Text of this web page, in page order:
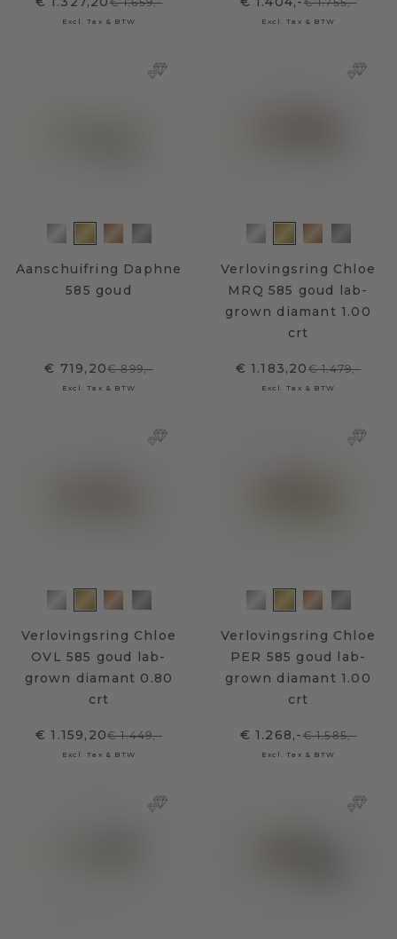
Excl. Tax & BTW Excl. Tax & BTW
Aanschuifring Daphne
585 goud
€ 719,20€ 899,-
Excl. Tax & BTW
Verlovingsring Chloe
MRQ 585 goud lab-
grown diamant 1.00
crt
€ 1.183,20€ 1.479,-
Excl. Tax & BTW
Verlovingsring Chloe
OVL 585 goud lab-
grown diamant 0.80
crt
€ 1.159,20€ 1.449,-
Excl. Tax & BTW
Verlovingsring Chloe
PER 585 goud lab-
grown diamant 1.00
crt
€ 1.268,-€ 1.585,-
Excl. Tax & BTW